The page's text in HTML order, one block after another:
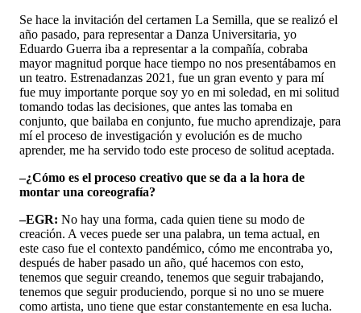
Se hace la invitación del certamen La Semilla, que se realizó el
año pasado, para representar a Danza Universitaria, yo
Eduardo Guerra iba a representar a la compañía, cobraba
mayor magnitud porque hace tiempo no nos presentábamos en
un teatro. Estrenadanzas 2021, fue un gran evento y para mí
fue muy importante porque soy yo en mi soledad, en mi solitud
tomando todas las decisiones, que antes las tomaba en
conjunto, que bailaba en conjunto, fue mucho aprendizaje, para
mí el proceso de investigación y evolución es de mucho
aprender, me ha servido todo este proceso de solitud aceptada.
–¿Cómo es el proceso creativo que se da a la hora de
montar una coreografía?
–EGR: No hay una forma, cada quien tiene su modo de
creación. A veces puede ser una palabra, un tema actual, en
este caso fue el contexto pandémico, cómo me encontraba yo,
después de haber pasado un año, qué hacemos con esto,
tenemos que seguir creando, tenemos que seguir trabajando,
tenemos que seguir produciendo, porque si no uno se muere
como artista, uno tiene que estar constantemente en esa lucha.